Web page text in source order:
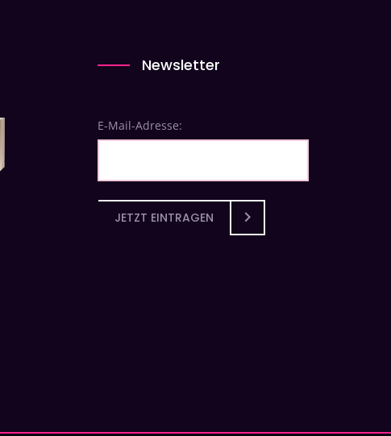
Newsletter
E-Mail-Adresse:
JETZT EINTRAGEN